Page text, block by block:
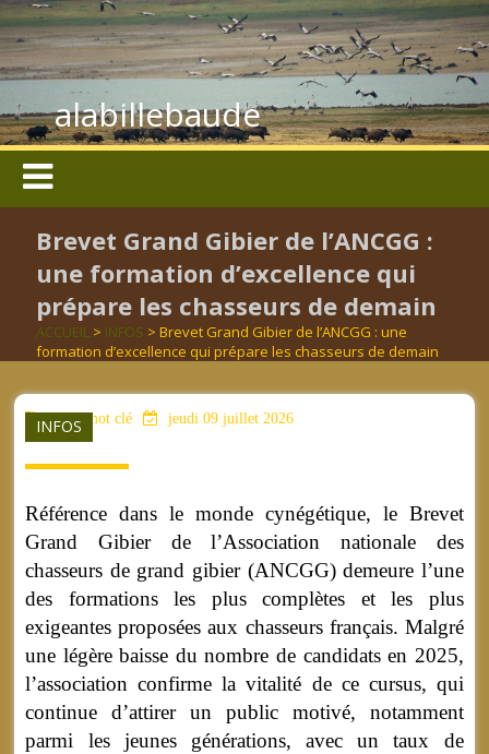
alabillebaude
Brevet Grand Gibier de l’ANCGG :
une formation d’excellence qui
prépare les chasseurs de demain
ACCUEIL > INFOS > Brevet Grand Gibier de l’ANCGG : une
formation d’excellence qui prépare les chasseurs de demain
INFOS
aucun mot clé jeudi 09 juillet 2026
Référence dans le monde cynégétique, le Brevet
Grand Gibier de l’Association nationale des
chasseurs de grand gibier (ANCGG) demeure l’une
des formations les plus complètes et les plus
exigeantes proposées aux chasseurs français. Malgré
une légère baisse du nombre de candidats en 2025,
l’association confirme la vitalité de ce cursus, qui
continue d’attirer un public motivé, notamment
parmi les jeunes générations, avec un taux de